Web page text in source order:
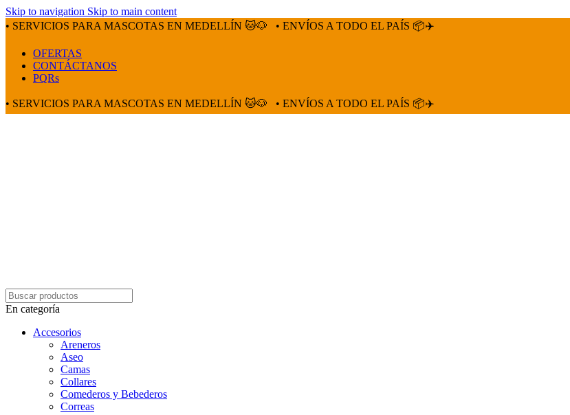
Skip to navigation Skip to main content
• SERVICIOS PARA MASCOTAS EN MEDELLÍN 🐱🐶
• ENVÍOS A TODO EL PAÍS 📦✈️
OFERTAS
CONTÁCTANOS
PQRs
• SERVICIOS PARA MASCOTAS EN MEDELLÍN 🐱🐶 • ENVÍOS A TODO EL PAÍS 📦✈️
En categoría
Accesorios
Areneros
Aseo
Camas
Collares
Comederos y Bebederos
Correas